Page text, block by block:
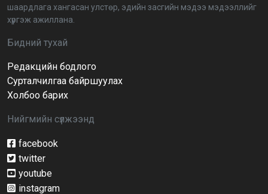
BTS-ийн тоглолтыг Netflix дэлхий даяар шууд
дамжуулна
Иргэдийн төлөөлөгчдийн хурлын 2026 оны
нөхөн сонгууль 6 дугаар сарын 21-нд болно
Д.Тэгшбаяр: НҮБ-ын тогтоол санаачилж,
шаардлага хангасан улстөр, эдийн засгийн мэдээ мэдээллийг
хүргэж ажиллана.
Бидний тухай
Редакцийн бодлого
Сурталчилгаа байршуулах
Холбоо барих
Нийгмийн сүлжээнд
facebook
twitter
youtube
instagram